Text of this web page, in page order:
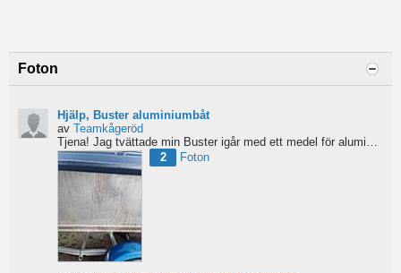
Foton
Hjälp, Buster aluminiumbåt
av Teamkågeröd
Tjena! Jag tvättade min Buster igår med ett medel för aluminiumbåtar och nu blev ytan konstig/flammig...
2
Foton